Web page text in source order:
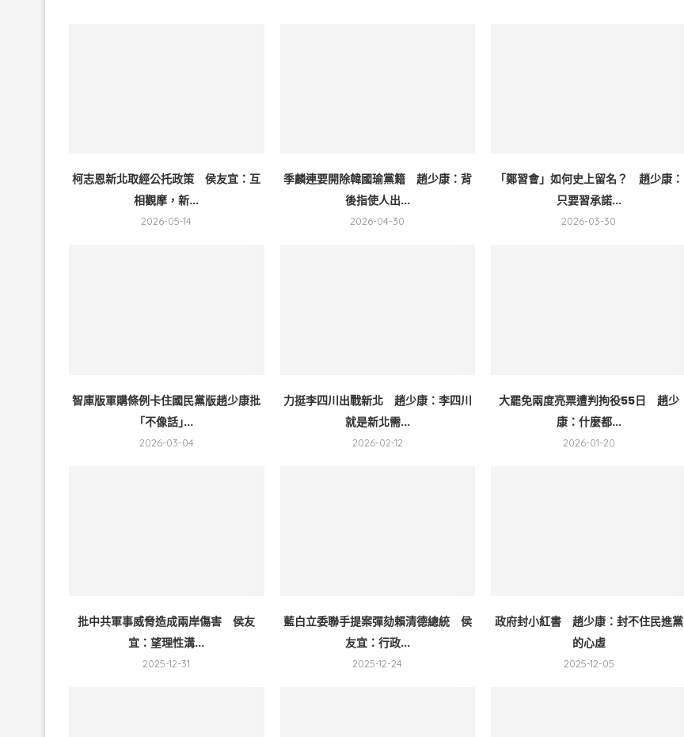
柯志恩新北取經公托政策 侯友宜：互
相觀摩，新...
2026-05-14
季麟連要開除韓國瑜黨籍 趙少康：背
後指使人出...
2026-04-30
「鄭習會」如何史上留名？ 趙少康：
只要習承諾...
2026-03-30
智庫版軍購條例卡住國民黨版趙少康批
｢不像話｣...
2026-03-04
力挺李四川出戰新北 趙少康：李四川
就是新北需...
2026-02-12
大罷免兩度亮票遭判拘役55日 趙少
康：什麼都...
2026-01-20
批中共軍事威脅造成兩岸傷害 侯友
宜：望理性溝...
2025-12-31
藍白立委聯手提案彈劾賴清德總統 侯
友宜：行政...
2025-12-24
政府封小紅書 趙少康：封不住民進黨
的心虛
2025-12-05